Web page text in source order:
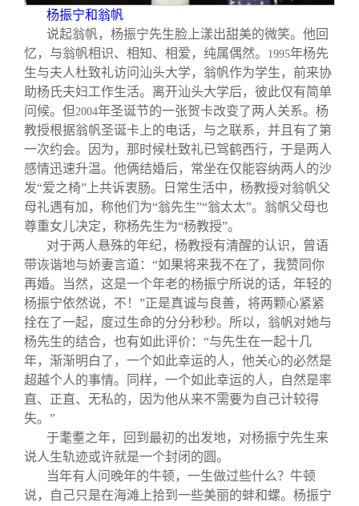
杨振宁和翁帆
说起翁帆，杨振宁先生脸上漾出甜美的微笑。他回
忆，与翁帆相识、相知、相爱，纯属偶然。
1995年杨先
生与夫人杜致礼访问汕头大学，翁帆作为学生，前来协
助杨氏夫妇工作生活。离开汕头大学后，彼此仅有简单
问候。但 2004年圣诞节的一张贺卡改变了两人关系。杨
教授根据翁帆圣诞卡上的电话，与之联系，并且有了第
一次约会。因为，那时候杜致礼已驾鹤西行，于是两人
感情迅速升温。他俩结婚后，常坐在仅能容纳两人的沙
发“爱之椅”上共诉衷肠。日常生活中，杨教授对翁帆父
母礼遇有加，称他们为“翁先生”“翁太太”。翁帆父母也
尊重女儿决定，称杨先生为“杨教授”。
对于两人悬殊的年纪，杨教授有清醒的认识，曾语
带诙谐地与娇妻言道：“如果将来我不在了，我赞同你
再婚。当然，这是一个年老的杨振宁所说的话，年轻的
杨振宁依然说，不！”正是真诚与良善，将两颗心紧紧
拴在了一起，度过生命的分分秒秒。所以，翁帆对她与
杨先生的结合，也有如此评价：“与先生在一起十几
年，渐渐明白了，一个如此幸运的人，他关心的必然是
超越个人的事情。同样，一个如此幸运的人，自然是率
直、正直、无私的，因为他从来不需要为自己计较得
失。”
于耄耋之年，回到最初的出发地，对杨振宁先生来
说人生轨迹或许就是一个封闭的圆。
当年有人问晚年的牛顿，一生做过些什么？牛顿
说，自己只是在海滩上拾到一些美丽的蚌和螺。杨振宁